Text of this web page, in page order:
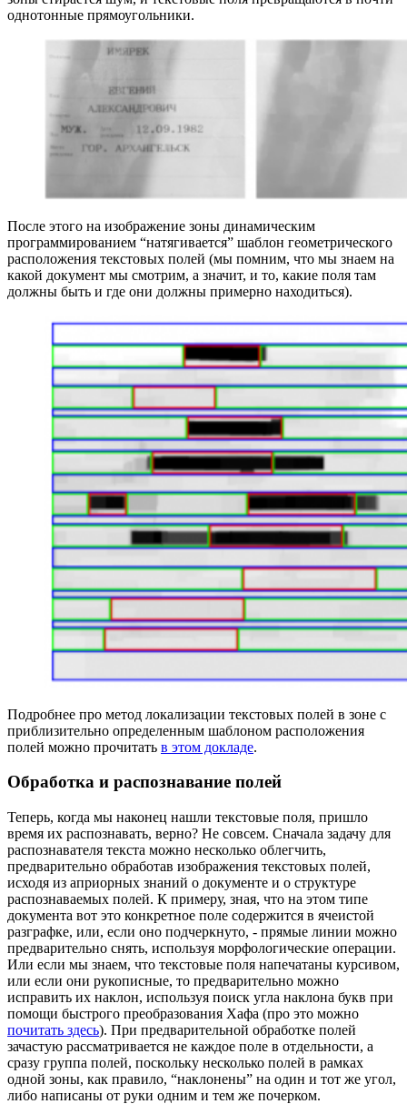
однотонные прямоугольники.
После этого на изображение зоны динамическим
программированием “натягивается” шаблон геометрического
расположения текстовых полей (мы помним, что мы знаем на
какой документ мы смотрим, а значит, и то, какие поля там
должны быть и где они должны примерно находиться).
Подробнее про метод локализации текстовых полей в зоне с
приблизительно определенным шаблоном расположения
полей можно прочитать в этом докладе.
Обработка и распознавание полей
Теперь, когда мы наконец нашли текстовые поля, пришло
время их распознавать, верно? Не совсем. Сначала задачу для
распознавателя текста можно несколько облегчить,
предварительно обработав изображения текстовых полей,
исходя из априорных знаний о документе и о структуре
распознаваемых полей. К примеру, зная, что на этом типе
документа вот это конкретное поле содержится в ячеистой
разграфке, или, если оно подчеркнуто, - прямые линии можно
предварительно снять, используя морфологические операции.
Или если мы знаем, что текстовые поля напечатаны курсивом,
или если они рукописные, то предварительно можно
исправить их наклон, используя поиск угла наклона букв при
помощи быстрого преобразования Хафа (про это можно
почитать здесь). При предварительной обработке полей
зачастую рассматривается не каждое поле в отдельности, а
сразу группа полей, поскольку несколько полей в рамках
одной зоны, как правило, “наклонены” на один и тот же угол,
либо написаны от руки одним и тем же почерком.